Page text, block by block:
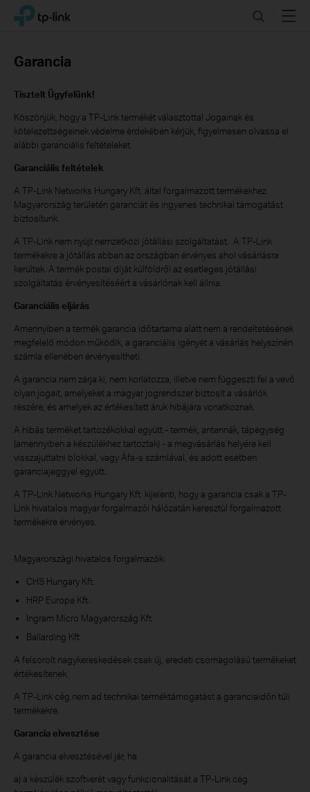
Click
navigation
TP-Link, Reliably Smart SearchMenu
Garancia
Tisztelt Ügyfelünk!
Köszönjük, hogy a TP-Link termékét választotta! Jogainak és
kötelezettségeinek védelme érdekében kérjük, figyelmesen olvassa el
alábbi garanciális feltételeket.
Garanciális feltételek
A TP-Link Networks Hungary Kft. által forgalmazott termékekhez
Magyarország területén garanciát és ingyenes technikai támogatást
biztosítunk.
A TP-Link nem nyújt nemzetközi jótállási szolgáltatást. A TP-Link
termékekre a jótállás abban az országban érvényes ahol vásárlásra
kerültek. A termék postai díját külföldről az esetleges jótállási
szolgáltatás érvényesítéséért a vásárlónak kell állnia.
Garanciális eljárás
Amennyiben a termék garancia időtartama alatt nem a rendeltetésének
megfelelő módon működik, a garanciális igényét a vásárlás helyszínén
számla ellenében érvényesítheti.
A garancia nem zárja ki, nem korlátozza, illetve nem függeszti fel a vevő
olyan jogait, amelyeket a magyar jogrendszer biztosít a vásárlók
részére, és amelyek az értékesített áruk hibájára vonatkoznak.
A hibás terméket tartozékokkal együtt - termék, antennák, tápegység
(amennyiben a készülékhez tartoztak) - a megvásárlás helyére kell
visszajuttatni blokkal, vagy Áfa-s számlával, és adott esetben
garanciajeggyel együtt.
A TP-Link Networks Hungary Kft. kijelenti, hogy a garancia csak a TP-
Link hivatalos magyar forgalmazói hálózatán keresztül forgalmazott
termékekre érvényes.
Magyarországi hivatalos forgalmazók:
CHS Hungary Kft.
HRP Europe Kft.
Ingram Micro Magyarország Kft.
Ballarding Kft.
A felsorolt nagykereskedések csak új, eredeti csomagolású termékeket
értékesítenek.
A TP-Link cég nem ad technikai terméktámogatást a garanciaidőn túli
termékekre.
Garancia elvesztése
A garancia elvesztésével jár, ha
a) a készülék szoftverét vagy funkcionalitását a TP-Link cég